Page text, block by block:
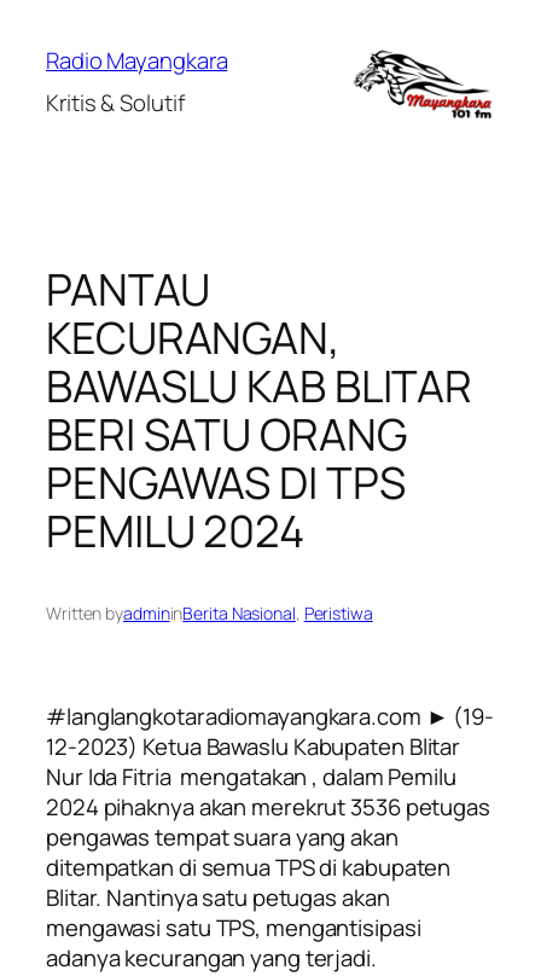
Radio Mayangkara
Kritis & Solutif
PANTAU
KECURANGAN,
BAWASLU KAB BLITAR
BERI SATU ORANG
PENGAWAS DI TPS
PEMILU 2024
Written byadmininBerita Nasional, Peristiwa
#langlangkotaradiomayangkara.com ► (19-
12-2023) Ketua Bawaslu Kabupaten Blitar
Nur Ida Fitria mengatakan , dalam Pemilu
2024 pihaknya akan merekrut 3536 petugas
pengawas tempat suara yang akan
ditempatkan di semua TPS di kabupaten
Blitar. Nantinya satu petugas akan
mengawasi satu TPS, mengantisipasi
adanya kecurangan yang terjadi.